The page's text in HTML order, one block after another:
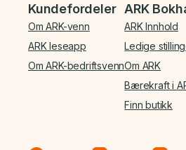
Kundefordeler
Om ARK-venn
ARK leseapp
Om ARK-bedriftsvenn
ARK
ARK Innhold
Ledige
Om ARK
Bærekraft i
Finn butikk